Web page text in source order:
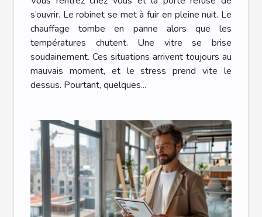
serrurerie, chauffage ou vitrerie
s’ouvrir. Le robinet se met à fuir en pleine nuit. Le
chauffage tombe en panne alors que les
températures chutent. Une vitre se brise
soudainement. Ces situations arrivent toujours au
mauvais moment, et le stress prend vite le
dessus. Pourtant, quelques...